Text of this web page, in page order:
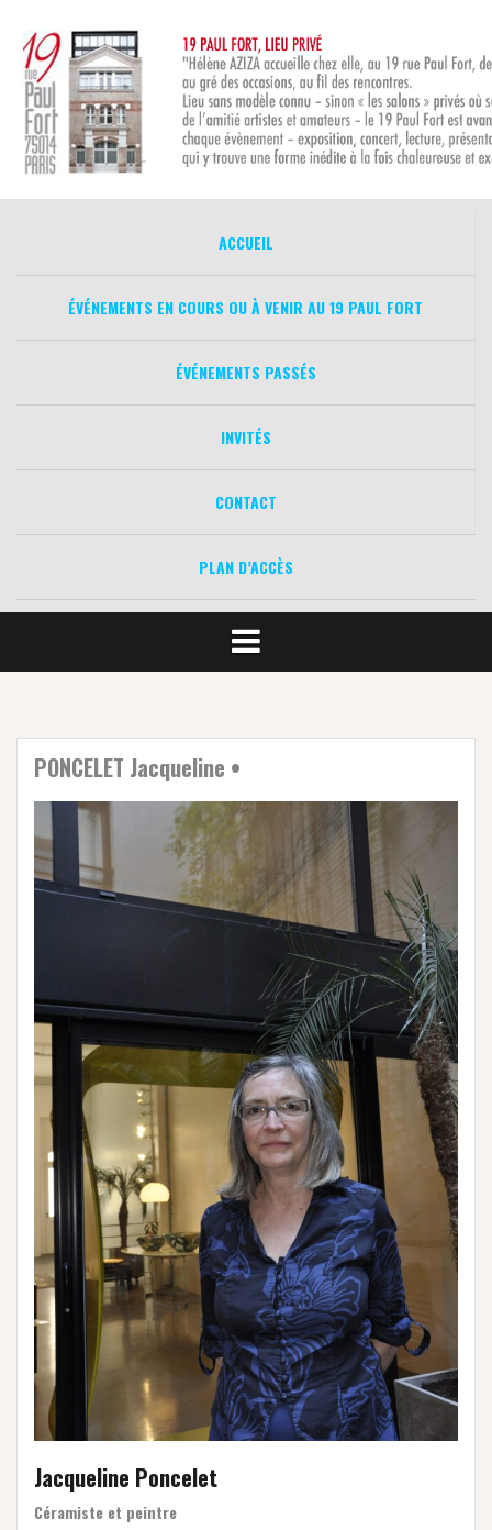
contenu
ACCUEIL
ÉVÉNEMENTS EN COURS OU À VENIR AU 19 PAUL FORT
ÉVÉNEMENTS PASSÉS
INVITÉS
CONTACT
PLAN D’ACCÈS
PONCELET Jacqueline •
Jacqueline Poncelet
Céramiste et peintre